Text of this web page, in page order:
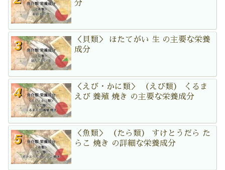
分
＜貝類＞ ほたてがい 生 の主要な栄養
成分
＜えび・かに類＞ （えび類） くるま
えび 養殖 焼き の主要な栄養成分
＜魚類＞ （たら類） すけとうだら た
らこ 焼き の詳細な栄養成分